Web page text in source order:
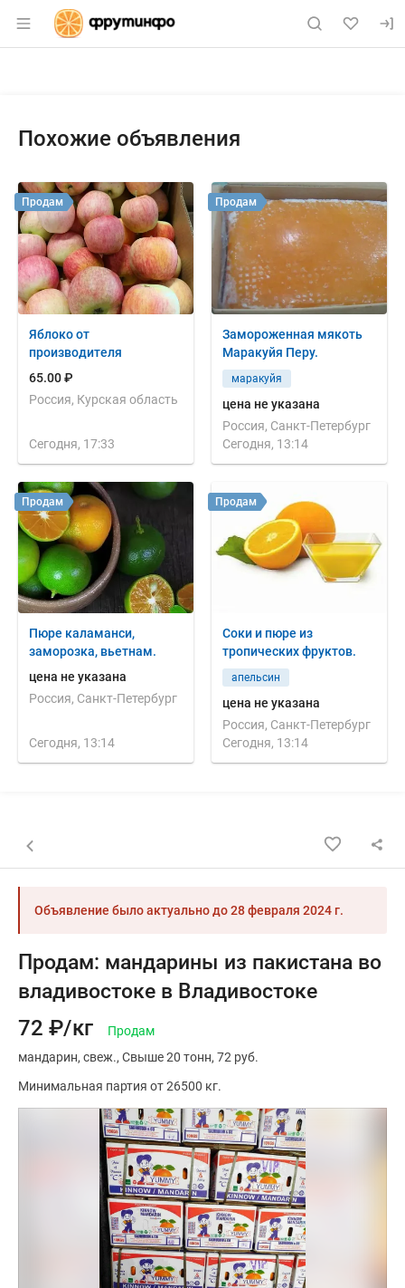
Раздел навигации по сайту fruitinfo.ru
Похожие объявления
Яблоко от
производителя
65.00 ₽
Россия, Курская область
Сегодня, 17:33
Продам
Замороженная мякоть
Маракуйя Перу.
маракуйя
цена не указана
Россия, Санкт-Петербург
Сегодня, 13:14
Продам
Пюре каламанси,
заморозка, вьетнам.
цена не указана
Россия, Санкт-Петербург
Сегодня, 13:14
Продам
Соки и пюре из
тропических фруктов.
апельсин
цена не указана
Россия, Санкт-Петербург
Сегодня, 13:14
Продам
Назад к списку объявлений
Объявление было актуально до28 февраля 2024 г.
Продам: мандарины из пакистана во
владивостоке в Владивостоке
72 ₽/кг
Продам
мандарин свеж. Свыше 20 тонн 72 руб.
Минимальная партия от 26500 кг.